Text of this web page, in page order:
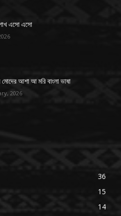
এসো এসো
আশা আ মরি বাংলা ভাষা
2026
36
15
14